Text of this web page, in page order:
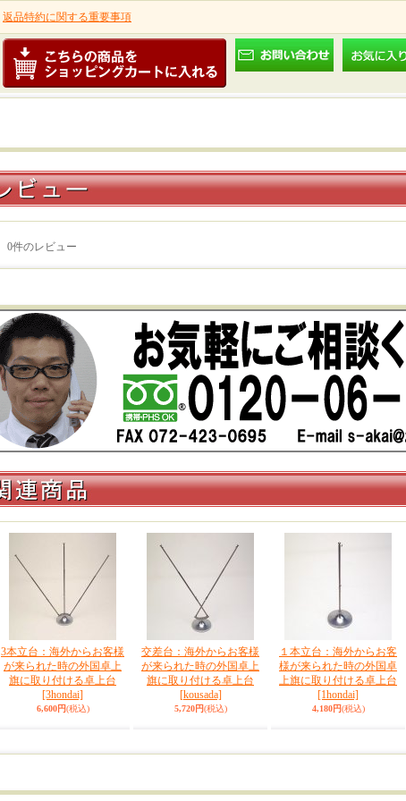
返品特約に関する重要事項
0件のレビュー
3本立台：海外からお客様
が来られた時の外国卓上
旗に取り付ける卓上台
[3hondai]
6,600円(税込)
交差台：海外からお客様
が来られた時の外国卓上
旗に取り付ける卓上台
[kousada]
5,720円(税込)
１本立台：海外からお客
様が来られた時の外国卓
上旗に取り付ける卓上台
[1hondai]
4,180円(税込)